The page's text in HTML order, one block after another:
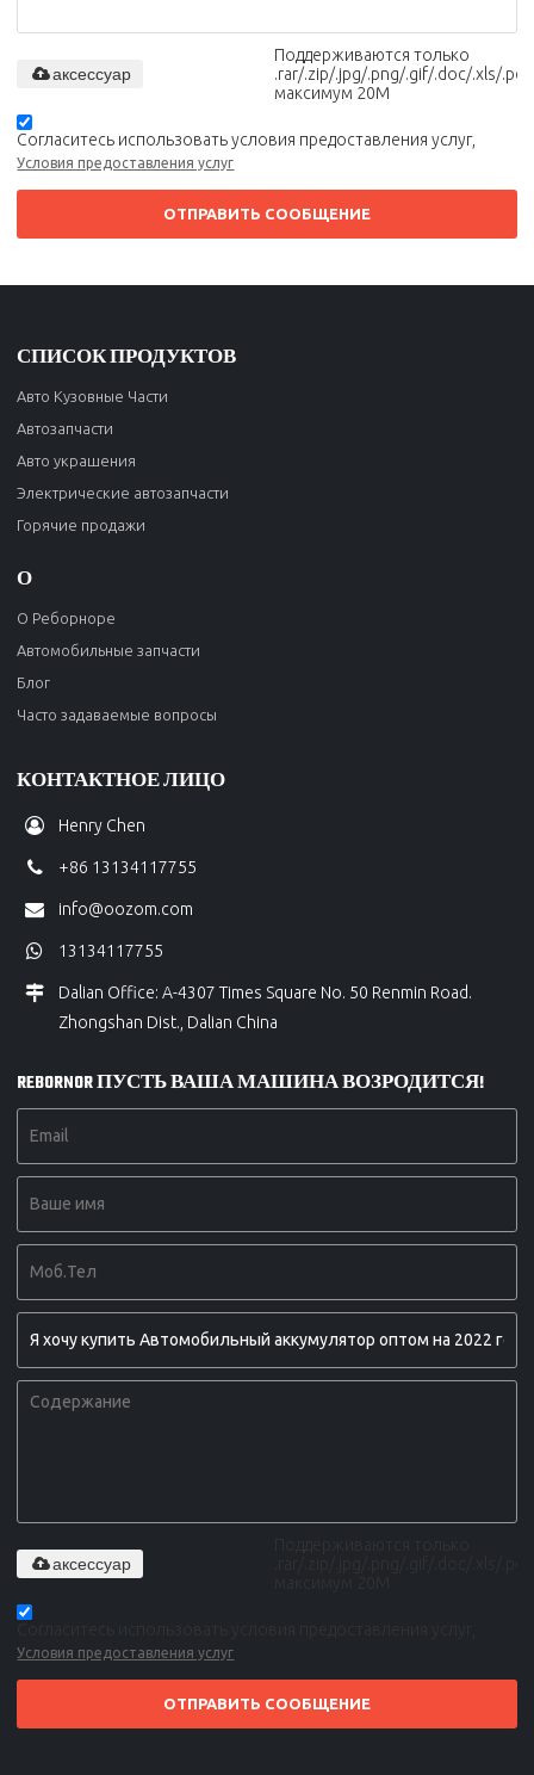
Поддерживаются только
.rar/.zip/.jpg/.png/.gif/.doc/.xls/.pdf,
максимум 20M
аксессуар
Согласитесь использовать условия предоставления услуг,
Условия предоставления услуг
ОТПРАВИТЬ СООБЩЕНИЕ
СПИСОК ПРОДУКТОВ
Авто Кузовные Части
Автозапчасти
Авто украшения
Электрические автозапчасти
Горячие продажи
О
О Реборноре
Автомобильные запчасти
Блог
Часто задаваемые вопросы
КОНТАКТНОЕ ЛИЦО
Henry Chen
+86 13134117755
info@oozom.com
13134117755
Dalian Office: A-4307 Times Square No. 50 Renmin Road.
Zhongshan Dist., Dalian China
REBORNOR ПУСТЬ ВАША МАШИНА ВОЗРОДИТСЯ!
аксессуар
Условия предоставления услуг
ОТПРАВИТЬ СООБЩЕНИЕ